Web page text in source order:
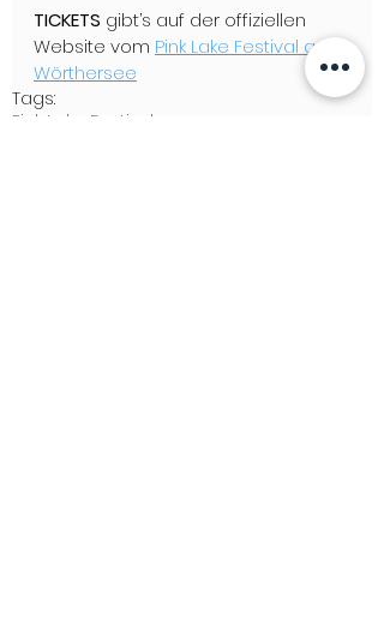
TICKETS gibt’s auf der offiziellen
Website vom Pink Lake Festival am
Wörthersee
Tags:
Pink Lake Festival